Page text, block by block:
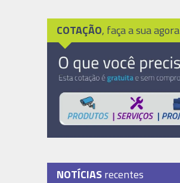
COTAÇÃO, faça a sua agora
NOTÍCIASrecentes